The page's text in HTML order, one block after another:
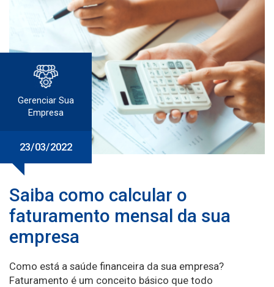
Gerenciar Sua
Empresa
23/03/2022
Saiba como calcular o
faturamento mensal da sua
empresa
Como está a saúde financeira da sua empresa?
Faturamento é um conceito básico que todo